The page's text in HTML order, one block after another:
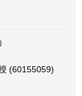
(60155059)